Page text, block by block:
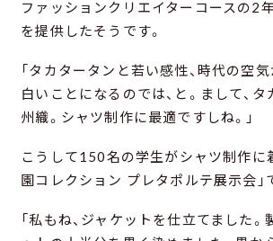
ファッションクリエイターコースの2
を提供したそうです。
「タカタータンと若い感性、時代の空
白いことになるのでは、と。まして、
州織。シャツ制作に最適ですしね。」
こうして150名の学生がシャツ制作に
園コレクション プレタポルテ展示会」
「私もね、ジャケットを仕立てました